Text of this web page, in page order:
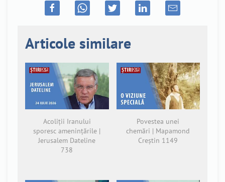
Articole similare
Acoliții Iranului
sporesc amenințările |
Jerusalem Dateline
738
Povestea unei
chemări | Mapamond
Creștin 1149